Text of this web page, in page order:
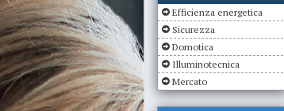
Efficienza energetica
Sicurezza
Domotica
Illuminotecnica
Mercato